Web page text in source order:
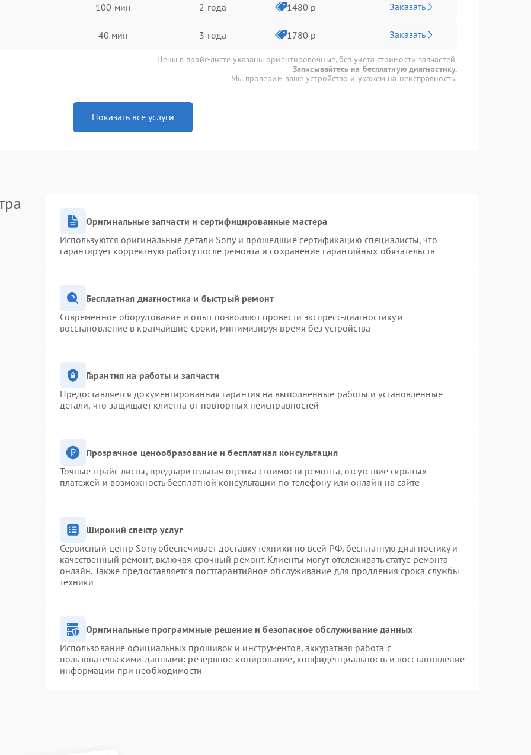
100 мин 2 года 1480 р Заказать
40 мин 3 года 1780 р Заказать
Цены в прайс-листе указаны ориентировочные, без учета стоимости запчастей.
Записывайтесь на бесплатную диагностику.
Мы проверим ваше устройство и укажем на неисправность.
Показать все услуги
Оригинальные запчасти и сертифицированные мастера
Используются оригинальные детали Sony и прошедшие сертификацию специалисты, что
гарантирует корректную работу после ремонта и сохранение гарантийных обязательств
Бесплатная диагностика и быстрый ремонт
Современное оборудование и опыт позволяют провести экспресс-диагностику и
восстановление в кратчайшие сроки, минимизируя время без устройства
Гарантия на работы и запчасти
Предоставляется документированная гарантия на выполненные работы и установленные
детали, что защищает клиента от повторных неисправностей
Прозрачное ценообразование и бесплатная консультация
Точные прайс-листы, предварительная оценка стоимости ремонта, отсутствие скрытых
платежей и возможность бесплатной консультации по телефону или онлайн на сайте
Широкий спектр услуг
Сервисный центр Sony обеспечивает доставку техники по всей РФ, бесплатную диагностику и
качественный ремонт, включая срочный ремонт. Клиенты могут отслеживать статус ремонта
онлайн. Также предоставляется постгарантийное обслуживание для продления срока службы
техники
Оригинальные программные решение и безопасное обслуживание данных
Использование официальных прошивок и инструментов, аккуратная работа с
пользовательскими данными: резервное копирование, конфиденциальность и восстановление
информации при необходимости